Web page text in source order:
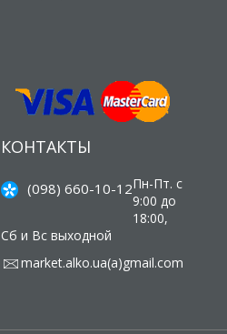
КОНТАКТЫ
(098) 660-10-12Пн-Пт. с
9:00 до
18:00,
Сб и Вс выходной
market.alko.ua(а)gmail.com